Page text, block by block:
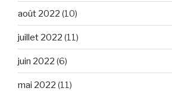
août 2022 (10)
juillet 2022 (11)
juin 2022 (6)
mai 2022 (11)